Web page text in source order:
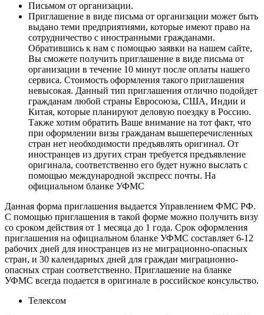
Письмом от организации.
Приглашение в виде письма от организации может быть
выдано теми предприятиями, которые имеют право на
сотрудничество с иностранными гражданами.
Обратившись к нам с помощью заявки на нашем сайте,
Вы сможете получить приглашение в виде письма от
организации в течение 10 минут после оплаты нашего
сервиса. Стоимость оформления такого приглашения
невысокая. Данный тип приглашения отлично подойдет
гражданам любой страны Евросоюза, США, Индии и
Китая, которые планируют деловую поездку в Россию.
Также хотим обратить Ваше внимание на тот факт, что
при оформлении визы гражданам вышеперечисленных
стран нет необходимости предъявлять оригинал. От
иностранцев из других стран требуется предъявление
оригинала, соответственно его будет нужно выслать с
помощью международной экспресс почты. На
официальном бланке УФМС
Данная форма приглашения выдается Управлением ФМС РФ.
С помощью приглашения в такой форме можно получить визу
со сроком действия от 1 месяца до 1 года. Срок оформления
приглашения на официальном бланке УФМС составляет 6-12
рабочих дней для иностранцев из не миграционно-опасных
стран, и 30 календарных дней для граждан миграционно-
опасных стран соответственно. Приглашение на бланке
УФМС всегда подается в оригинале в российское консульство.
Телексом